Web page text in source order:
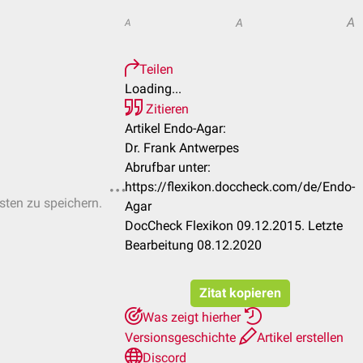
zu speichern.
A A A
Teilen
Loading...
Zitieren
Artikel Endo-Agar:
Dr. Frank Antwerpes
Abrufbar unter:
https://flexikon.doccheck.com/de/Endo-
Agar
DocCheck Flexikon 09.12.2015. Letzte
Bearbeitung 08.12.2020
Zitat kopieren
Was zeigt hierher
Versionsgeschichte
Artikel erstellen
Discord